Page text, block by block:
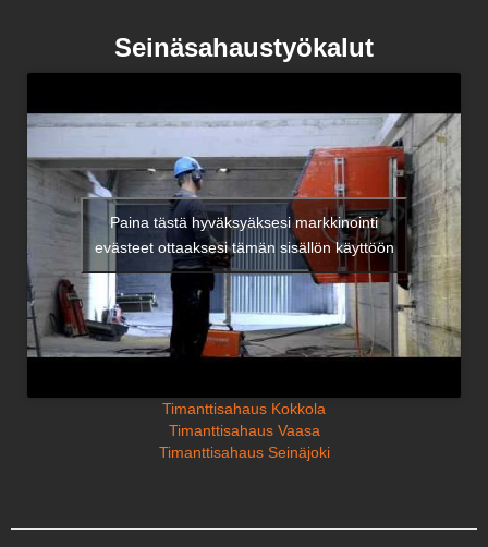
Seinäsahaustyökalut
Paina tästä hyväksyäksesi markkinointi
evästeet ottaaksesi tämän sisällön käyttöön
Timanttisahaus Kokkola
Timanttisahaus Vaasa
Timanttisahaus Seinäjoki